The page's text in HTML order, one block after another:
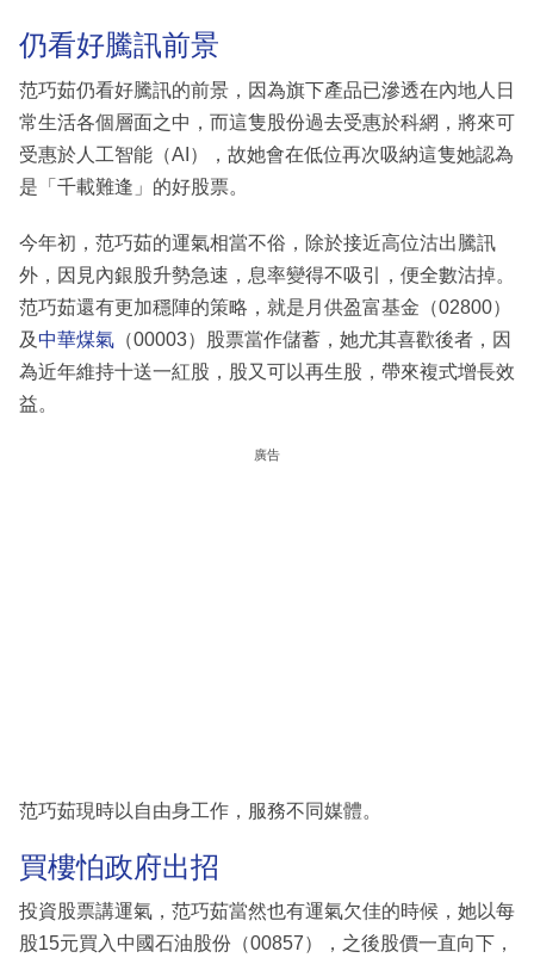
仍看好騰訊前景
范巧茹仍看好騰訊的前景，因為旗下產品已滲透在內地人日
常生活各個層面之中，而這隻股份過去受惠於科網，將來可
受惠於人工智能（AI），故她會在低位再次吸納這隻她認為
是「千載難逢」的好股票。
今年初，范巧茹的運氣相當不俗，除於接近高位沽出騰訊
外，因見內銀股升勢急速，息率變得不吸引，便全數沽掉。
范巧茹還有更加穩陣的策略，就是月供盈富基金（02800）
及中華煤氣 （00003）股票當作儲蓄，她尤其喜歡後者，因
為近年維持十送一紅股，股又可以再生股，帶來複式增長效
益。
廣告
范巧茹現時以自由身工作，服務不同媒體。
買樓怕政府出招
投資股票講運氣，范巧茹當然也有運氣欠佳的時候，她以每
股15元買入中國石油股份（00857），之後股價一直向下，